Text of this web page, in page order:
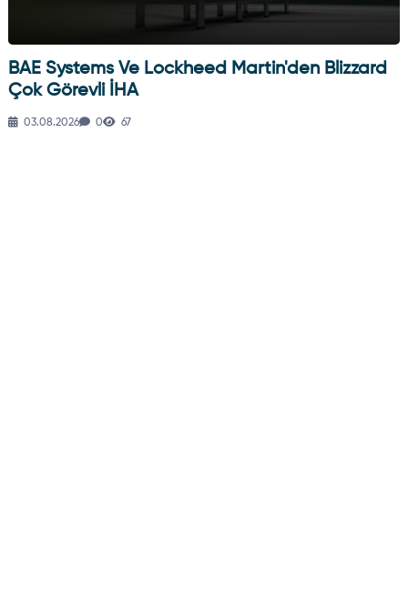
BAE Systems Ve Lockheed Martin'den Blizzard
Çok Görevli İHA
03.08.2026 0 67